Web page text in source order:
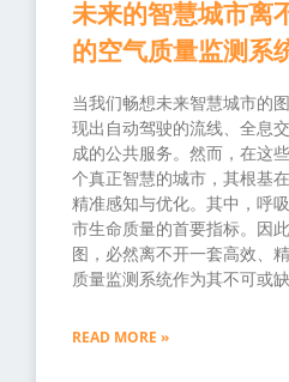
未来的智慧城市离
的空气质量监测系
当我们畅想未来智慧城市的
现出自动驾驶的流线、全息
成的公共服务。然而，在这
个真正智慧的城市，其根基
精准感知与优化。其中，呼
市生命质量的首要指标。因
图，必然离不开一套高效、
质量监测系统作为其不可或缺
READ MORE »